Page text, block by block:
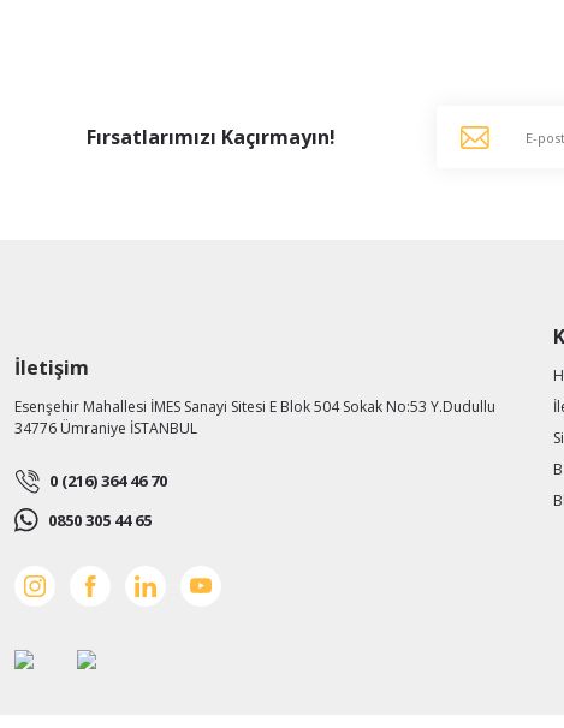
Fırsatlarımızı Kaçırmayın!
İletişim
Esenşehir Mahallesi İMES Sanayi Sitesi E Blok 504 Sokak No:53 Y.Dudullu
34776 Ümraniye İSTANBUL
0 (216) 364 46 70
0850 305 44 65